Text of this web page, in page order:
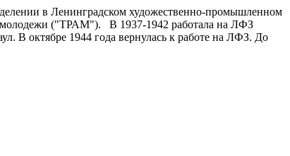
в Ленинградском художественно-промышленном
молодежи ("ТРАМ"). В 1937-1942 работала на ЛФЗ
В октябре 1944 года вернулась к работе на ЛФЗ. До